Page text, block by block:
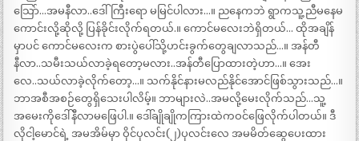
သြော်…အမနီလာ..ဒေါ်ကြီးရော မမြင်ပါလား…။ ညနေကဘဲ ရွာကသူ့ညီမနေမ
ကောင်းလို့ဆိုလို့ ပြန်ခိုင်းလိုက်ရတယ်.။ ကောင်မလေးဘဲရှိတယ်… ထိုအချိန်
မှာပင် ကောင်မလေးက စားပွဲပေါ်သို့ဟင်းခွက်တွေချလာသည်…။ အန်တီ
နီလာ..သမီးသယ်လာခဲ့ရတော့မလား..အန်တီပြောထားတဲ့ဟာ…။ အေး
လေ..သယ်လာခဲ့လိုက်တော့…။ သက်နိုင်နားမလည်နိုင်အောင်ဖြစ်သွားသည်…။
ဘာအစီအစဉ်တွေရှိသေးပါလိမ့်။ ဘာများလဲ..အမလို့မေးလိုက်သည်…သူ့
အမေးကိုဒေါ်နီလာမဖြေပါ.။ ဒေါ်ချိုချိုကကြားထဲကဝင်ဖြေလိုက်ပါတယ်။ ဒီ
လိုငါ့မောင်ရဲ့ အမအိမ်မှာ ဝိုင်ပုလင်း(၂)ပုလင်းလေ အမမိတ်ဆွေပေးထား